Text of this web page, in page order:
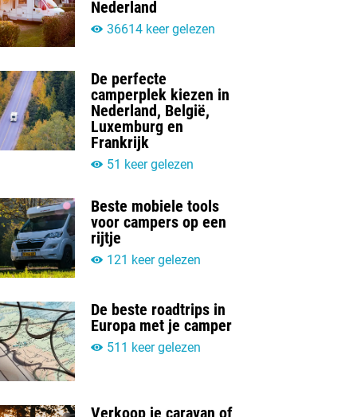
Nederland
36614 keer gelezen
De perfecte
camperplek kiezen in
Nederland, België,
Luxemburg en
Frankrijk
51 keer gelezen
Beste mobiele tools
voor campers op een
rijtje
121 keer gelezen
De beste roadtrips in
Europa met je camper
511 keer gelezen
Verkoop je caravan of